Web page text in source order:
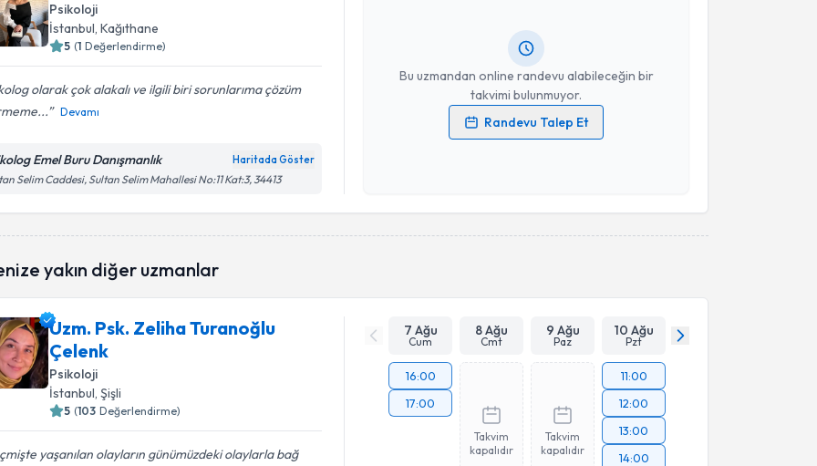
Psikoloji
İstanbul, Kağıthane
5 (1 Değerlendirme)
olarak çok alakalı ve ilgili biri sorunlarıma çözüm
Devamı
Emel Buru Danışmanlık Haritada Göster
Selim Caddesi, Sultan Selim Mahallesi No:11 Kat:3, 34413
Bu uzmandan online randevu alabileceğin bir
takvimi bulunmuyor.
Randevu Talep Et
Kişisel verilerimin işlenmesine ilişkinAydınlatma Metni
Takvim Talebini Gönder
yakın diğer uzmanlar
Uzm. Psk. Zeliha Turanoğlu
Çelenk
Psikoloji
İstanbul, Şişli
5 (103 Değerlendirme)
yaşanılan olayların günümüzdeki olaylarla bağ
7 Ağu
Cum
8 Ağu
Cmt
9 Ağu
Paz
10 Ağu
Pzt
16:00
17:00
Takvim
kapalıdır
Takvim
kapalıdır
11:00
12:00
13:00
14:00